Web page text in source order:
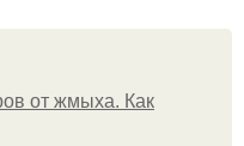
от жмыха. Как